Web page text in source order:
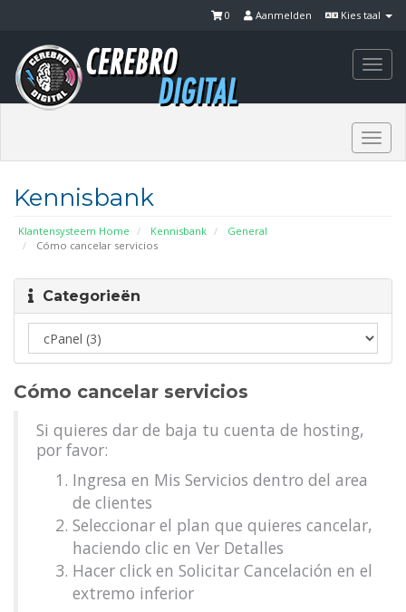
Kies taal
Aanmelden
0
Kennisbank
Klantensysteem Home Kennisbank
General
Cómo cancelar servicios
Categorieën
Cómo cancelar servicios
Si quieres dar de baja tu cuenta de hosting,
por favor:
Ingresa en Mis Servicios dentro del area
de clientes
Seleccionar el plan que quieres cancelar,
haciendo clic en Ver Detalles
Hacer click en Solicitar Cancelación en el
extremo inferior